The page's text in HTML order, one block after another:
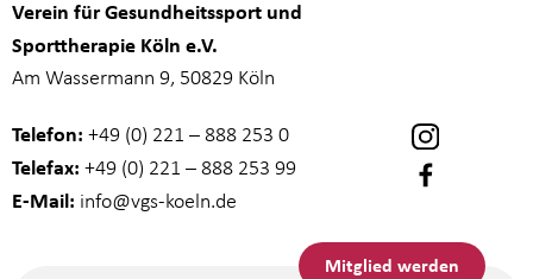
Verein für Gesundheitssport und
Sporttherapie Köln e.V.
Am Wassermann 9, 50829 Köln
Telefon: +49 (0) 221 – 888 253 0
Telefax: +49 (0) 221 – 888 253 99
E-Mail: info@vgs-koeln.de
Mitglied werden